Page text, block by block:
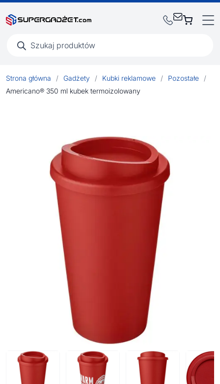
produktów
Strona główna / Gadżety / Kubki reklamowe / Pozostałe
/
Americano® 350 ml kubek termoizolowany